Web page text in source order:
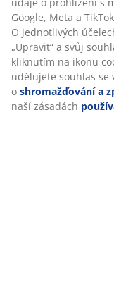
Hodnocení
(11)
Doprava